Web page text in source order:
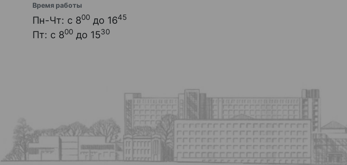
Время работы
Пн-Чт: с 800 до 1645
Пт: с 800 до 1530